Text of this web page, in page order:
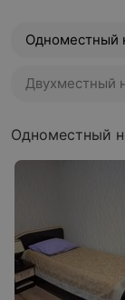
Одноместный
Двухместный
Одноместный